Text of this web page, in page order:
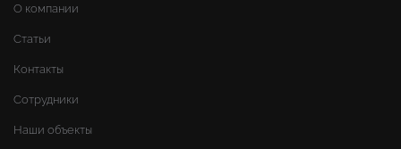
О компании
Статьи
Контакты
Сотрудники
Наши объекты